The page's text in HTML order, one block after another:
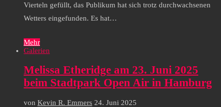
Vierteln gefüllt, das Publikum hat sich trotz durchwachsenen
Wetters eingefunden. Es hat…
Mehr
Galerien
Melissa Etheridge am 23. Juni 2025
beim Stadtpark Open Air in Hamburg
von Kevin R. Emmers 24. Juni 2025